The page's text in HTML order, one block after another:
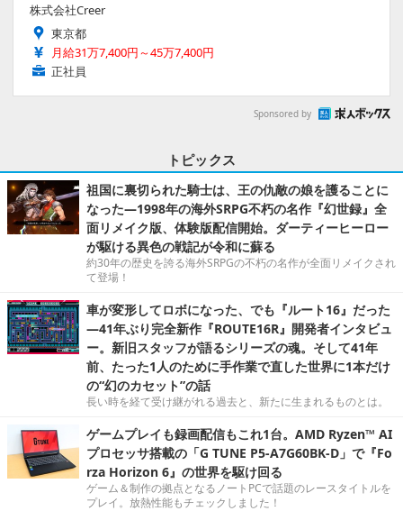
株式会社Creer
東京都
月給31万7,400円～45万7,400円
正社員
Sponsored by
トピックス
祖国に裏切られた騎士は、王の仇敵の娘を護ることに
なった―1998年の海外SRPG不朽の名作『幻世録』全
面リメイク版、体験版配信開始。ダーティーヒーロー
が駆ける異色の戦記が令和に蘇る
約30年の歴史を誇る海外SRPGの不朽の名作が全面リメイクされ
て登場！
車が変形してロボになった、でも『ルート16』だった
―41年ぶり完全新作『ROUTE16R』開発者インタビュ
ー。新旧スタッフが語るシリーズの魂。そして41年
前、たった1人のために手作業で直した世界に1本だけ
の“幻のカセット”の話
長い時を経て受け継がれる過去と、新たに生まれるものとは。
ゲームプレイも録画配信もこれ1台。AMD Ryzen™ AI
プロセッサ搭載の「G TUNE P5-A7G60BK-D」で『Fo
rza Horizon 6』の世界を駆け回る
ゲーム＆制作の拠点となるノートPCで話題のレースタイトルを
プレイ。放熱性能もチェックしました！